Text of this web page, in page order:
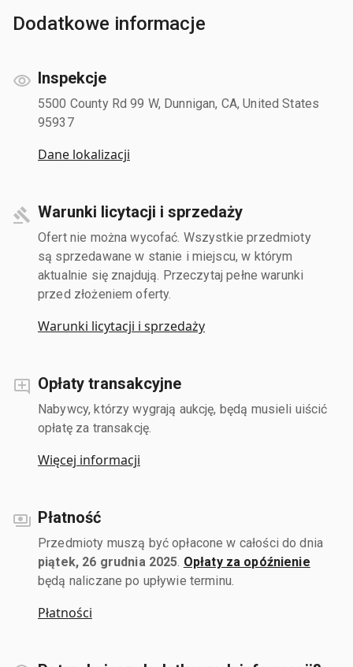
Dodatkowe informacje
Inspekcje
5500 County Rd 99 W, Dunnigan, CA, United States
95937
Dane lokalizacji
Warunki licytacji i sprzedaży
Ofert nie można wycofać. Wszystkie przedmioty
są sprzedawane w stanie i miejscu, w którym
aktualnie się znajdują. Przeczytaj pełne warunki
przed złożeniem oferty.
Warunki licytacji i sprzedaży
Opłaty transakcyjne
Nabywcy, którzy wygrają aukcję, będą musieli uiścić
opłatę za transakcję.
Więcej informacji
Płatność
Przedmioty muszą być opłacone w całości do dnia
piątek, 26 grudnia 2025 Opłaty za opóźnienie
będą naliczane po upływie terminu.
Płatności